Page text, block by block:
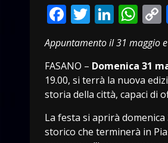
Facebook
Twitter
Appuntamento il 31 maggio
FASANO – Domenica 31
19.00, si terrà la nuova
storia della città, capaci di
La festa si aprirà domenica
storico che terminerà in